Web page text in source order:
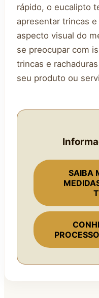
rápido, o eucalipto
apresentar trincas
aspecto visual do
se preocupar com
trincas e
seu produto ou
SAIBA